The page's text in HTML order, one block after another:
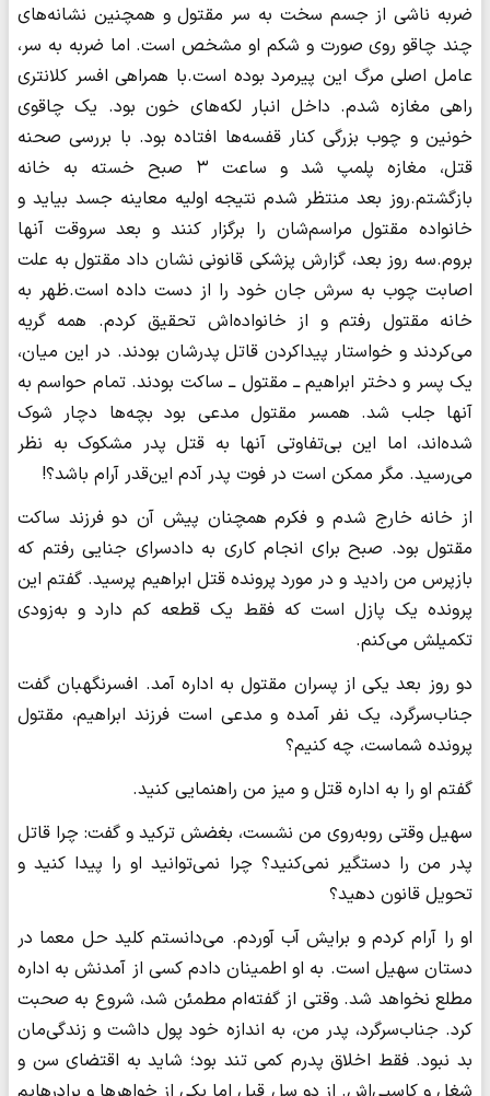
ضربه ناشی از جسم سخت به سر مقتول و همچنین نشانه‌های
چند چاقو روی صورت و شکم او مشخص است. اما ضربه به سر،
عامل اصلی مرگ این پیرمرد بوده است.با همراهی افسر کلانتری
راهی مغازه شدم. داخل انبار لکه‌های خون بود. یک چاقوی
خونین و چوب بزرگی کنار قفسه‌ها افتاده بود. با بررسی صحنه
قتل، مغازه پلمپ شد و ساعت ۳ صبح خسته به خانه
بازگشتم.روز بعد منتظر شدم نتیجه اولیه معاینه جسد بیاید و
خانواده مقتول مراسم‌شان را برگزار کنند و بعد سروقت آنها
بروم.سه روز بعد، گزارش پزشکی قانونی نشان داد مقتول به علت
اصابت چوب به سرش جان خود را از دست داده است.ظهر به
خانه مقتول رفتم و از خانواده‌اش تحقیق کردم. همه گریه
می‌کردند و خواستار پیداکردن قاتل پدرشان بودند. در این میان،
یک پسر و دختر ابراهیم ــ مقتول ــ ساکت بودند. تمام حواسم به
آنها جلب شد. همسر مقتول مدعی بود بچه‌ها دچار شوک
شده‌اند، اما این بی‌تفاوتی آنها به قتل پدر مشکوک به نظر
می‌رسید. مگر ممکن است در فوت پدر آدم این‌قدر آرام باشد؟!
از خانه خارج شدم و فکرم همچنان پیش آن دو فرزند ساکت
مقتول بود. صبح برای انجام کاری به دادسرای جنایی رفتم که
بازپرس من رادید و در مورد پرونده قتل ابراهیم پرسید. گفتم این
پرونده یک پازل است که فقط یک قطعه کم دارد و به‌زودی
تکمیلش می‌کنم.
دو روز بعد یکی از پسران مقتول به اداره آمد. افسرنگهبان گفت
جناب‌سرگرد، یک نفر آمده و مدعی است فرزند ابراهیم، مقتول
پرونده شماست، چه کنیم؟
گفتم او را به اداره قتل و میز من راهنمایی کنید.
​​​​​​​سهیل وقتی روبه‌روی من نشست، بغضش ترکید و گفت: چرا قاتل
پدر من را دستگیر نمی‌کنید؟ چرا نمی‌توانید او را پیدا کنید و
تحویل قانون دهید؟
او را آرام کردم و برایش آب آوردم. می‌دانستم کلید حل معما در
دستان سهیل است. به او اطمینان دادم کسی از آمدنش به اداره
مطلع نخواهد شد. وقتی از گفته‌ام مطمئن شد، شروع به صحبت
کرد. جناب‌سرگرد، پدر من، به اندازه خود پول داشت و زندگی‌مان
بد نبود. فقط اخلاق پدرم کمی تند بود؛ شاید به اقتضای سن و